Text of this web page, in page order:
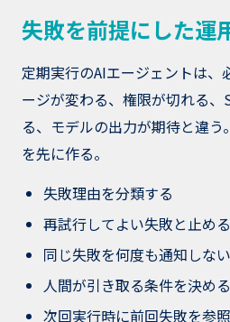
失敗を前提にした運
定期実行のAIエージェントは、
ージが変わる、権限が切れる、
る、モデルの出力が期待と違
を先に作る。
失敗理由を分類する
再試行してよい失敗と止め
同じ失敗を何度も通知しない
人間が引き取る条件を決める
次回実行時に前回失敗を参